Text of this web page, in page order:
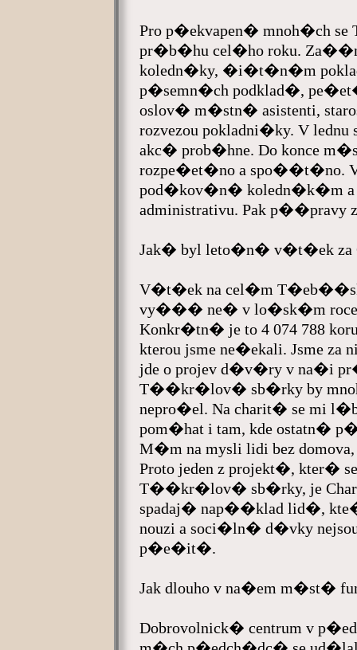
Pro p�ekvapen� mnoh�ch
pr�b�hu cel�ho roku.
koledn�ky, �i�t�n�m
p�semn�ch podklad�,
oslov� m�stn� asistenti,
rozvezou pokladni�ky. V
akc� prob�hne. Do konce
rozpe�et�no a spo��t�no.
pod�kov�n� koledn�k�m
administrativu. Pak p��pravy
Jak� byl leto�n� v�t�ek za
V�t�ek na cel�m
vy��� ne� v lo�sk�m
Konkr�tn� je to 4 074 788
kterou jsme ne�ekali. Jsme
jde o projev d�v�ry v na�i
T��kr�lov� sb�rky by
nepro�el. Na charit� se mi
pom�hat i tam, kde ostatn�
M�m na mysli lidi bez
Proto jeden z projekt�, kter�
T��kr�lov� sb�rky, je
spadaj� nap��klad lid�,
nouzi a soci�ln� d�vky
p�e�it�.
Jak dlouho v na�em m�st�
Dobrovolnick� centrum v